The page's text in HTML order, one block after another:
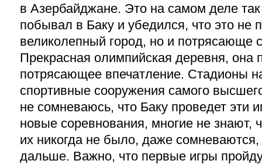
в Азербайджане. Это на самом деле
побывал в Баку и убедился, что это не
великолепный город, но и потрясающе
Прекрасная олимпийская деревня, она
потрясающее впечатление. Стадионы
спортивные сооружения самого
не сомневаюсь, что Баку проведет эти
новые соревнования, многие не знают,
их никогда не было, даже сомневаются,
дальше. Важно, что первые игры